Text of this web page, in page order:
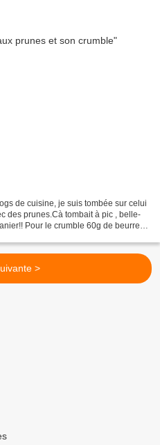
de cuisine, je suis tombée sur celui
des prunes.Cà tombait à pic , belle-
Pour le crumble 60g de beurre
>